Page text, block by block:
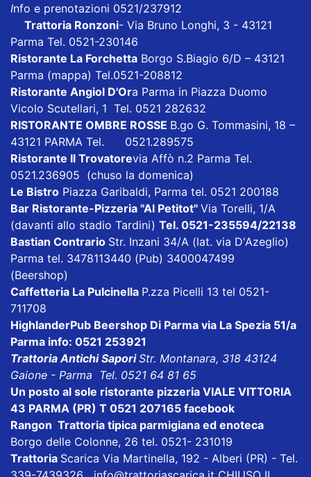
Info e prenotazioni 0521/237912
Trattoria Ronzoni- Via Bruno Longhi, 3 - 43121
Parma Tel. 0521-230146
Ristorante La Forchetta Borgo S.Biagio 6/D – 43121
Parma (mappa) Tel.0521-208812
Ristorante Angiol D'Ora Parma in Piazza Duomo
Vicolo Scutellari, 1 Tel. 0521 282632
RISTORANTE OMBRE ROSSE B.go G. Tommasini, 18 –
43121 PARMA Tel. 0521.289575
Ristorante Il Trovatorevia Affò n.2 Parma Tel.
0521.236905 (chuso la domenica)
Le Bistro Piazza Garibaldi, Parma tel. 0521 200188
Bar Ristorante-Pizzeria "Al Petitot" Via Torelli, 1/A
(davanti allo stadio Tardini) Tel. 0521-235594/22138
Bastian Contrario Str. Inzani 34/A (lat. via D'Azeglio)
Parma tel. 3478113440 (Pub) 3400047499
(Beershop)
Caffetteria La Pulcinella P.zza Picelli 13 tel 0521-
711708
HighlanderPub Beershop Di Parma via La Spezia 51/a
Parma info: 0521 253921
Trattoria Antichi SaporiStr. Montanara, 318 43124
Gaione - Parma Tel. 0521 64 81 65
Un posto al sole ristorante pizzeria VIALE VITTORIA
43 PARMA (PR) T 0521 207165 facebook
Rangon Trattoria tipica parmigiana ed enoteca
Borgo delle Colonne, 26 tel. 0521- 231019
Trattoria Scarica Via Martinella, 192 - Alberi (PR) - Tel.